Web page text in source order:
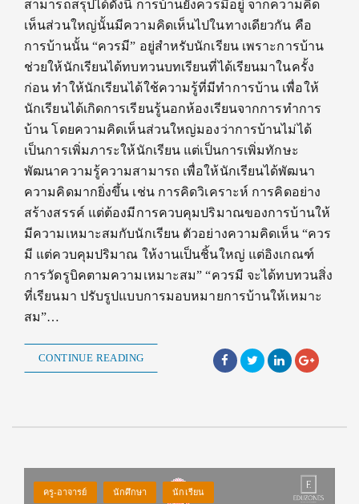
สามารถสรุปได้ดังนี้ การบ้านยังควรมีอยู่ จากความคิด
เห็นส่วนใหญ่นั้นมีความคิดเห็นไปในทางเดียวกัน คือ
การบ้านนั้น “ควรมี” อยู่สำหรับนักเรียน เพราะการบ้าน
ช่วยให้นักเรียนได้ทบทวนบทเรียนที่ได้เรียนมาในครั้ง
ก่อน ทำให้นักเรียนได้ใช้ความรู้ที่มีทำการบ้าน เพื่อให้
นักเรียนได้เกิดการเรียนรู้นอกห้องเรียนจากการทำการ
บ้าน โดยความคิดเห็นส่วนใหญ่มองว่าการบ้านไม่ได้
เป็นการเพิ่มภาระให้นักเรียน แต่เป็นการเพิ่มทักษะ
พัฒนาความรู้ความสามารถ เพื่อให้นักเรียนได้พัฒนา
ความคิดมากยิ่งขึ้น เช่น การคิดวิเคราะห์ การคิดอย่าง
สร้างสรรค์ แต่ต้องมีการควบคุมปริมาณของการบ้านให้
มีความเหมาะสมกับนักเรียน ตัวอย่างความคิดเห็น “ควร
มี แต่ควบคุมปริมาณ ให้งานเป็นชิ้นใหญ่ แต่อิงเกณฑ์
การวัดรูบิคตามความเหมาะสม” “ควรมี จะได้ทบทวนสิ่ง
ที่เรียนมา ปรับรูปแบบการมอบหมายการบ้านให้เหมาะ
สม”…
CONTINUE READING
ครู-อาจารย์ นักศึกษา นักเรียน